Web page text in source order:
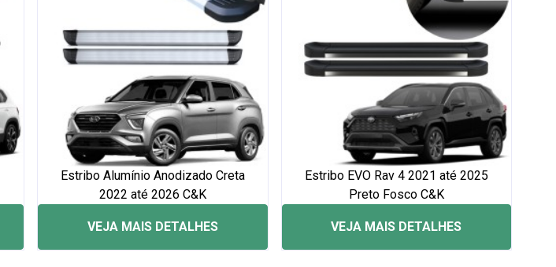
Estribo Alumínio Anodizado Creta
2022 até 2026 C&K
VEJA MAIS DETALHES
Estribo EVO Rav 4 2021 até 2025
Preto Fosco C&K
VEJA MAIS DETALHES